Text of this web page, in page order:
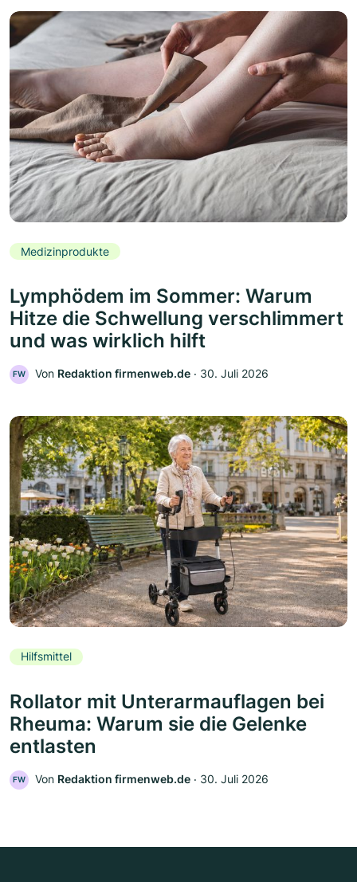
Medizinprodukte
Lymphödem im Sommer: Warum
Hitze die Schwellung verschlimmert
und was wirklich hilft
FW Von Redaktion firmenweb.de ‧ 30. Juli 2026
Hilfsmittel
Rollator mit Unterarmauflagen bei
Rheuma: Warum sie die Gelenke
entlasten
FW Von Redaktion firmenweb.de ‧ 30. Juli 2026